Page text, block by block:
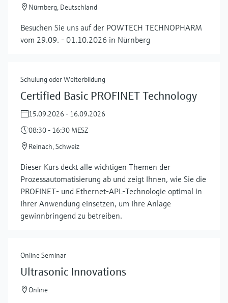
Nürnberg, Deutschland
Besuchen Sie uns auf der POWTECH TECHNOPHARM
vom 29.09. - 01.10.2026 in Nürnberg
Schulung oder Weiterbildung
Certified Basic PROFINET Technology
15.09.2026 - 16.09.2026
08:30 - 16:30 MESZ
Reinach, Schweiz
Dieser Kurs deckt alle wichtigen Themen der
Prozessautomatisierung ab und zeigt Ihnen, wie Sie die
PROFINET- und Ethernet-APL-Technologie optimal in
Ihrer Anwendung einsetzen, um Ihre Anlage
gewinnbringend zu betreiben.
Online Seminar
Ultrasonic Innovations
Online